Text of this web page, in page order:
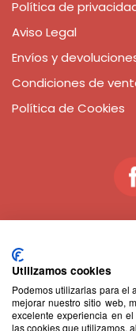
Política de
Aviso Legal
Envíos y
Condiciones de
Política de Cookies
JUGUETERÍA
En las tiendas
Sebastián
de juguetes
Utilizamos cookies
Podemos utilizarlas para el
mejorar nuestro sitio web,
excelente experiencia en
las cookies que utilizamos,